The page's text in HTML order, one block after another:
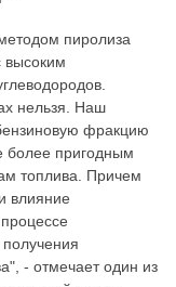
пиролиза
высоким
нельзя. Наш
фракцию
более пригодным
топлива. Причем
влияние
- отмечает один из